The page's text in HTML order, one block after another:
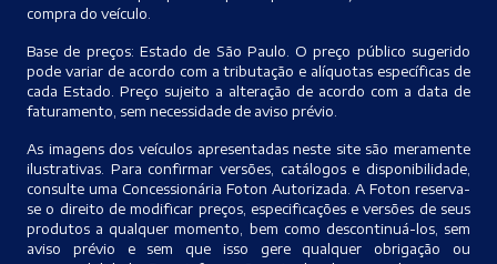
compra do veículo.
Base de preços: Estado de São Paulo. O preço público sugerido
pode variar de acordo com a tributação e alíquotas específicas de
cada Estado. Preço sujeito a alteração de acordo com a data de
faturamento, sem necessidade de aviso prévio.
As imagens dos veículos apresentadas neste site são meramente
ilustrativas. Para confirmar versões, catálogos e disponibilidade,
consulte uma Concessionária Foton Autorizada. A Foton reserva-
se o direito de modificar preços, especificações e versões de seus
produtos a qualquer momento, bem como descontinuá-los, sem
aviso prévio e sem que isso gere qualquer obrigação ou